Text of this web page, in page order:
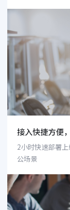
接入快捷方便
2小时快速部署
公场景